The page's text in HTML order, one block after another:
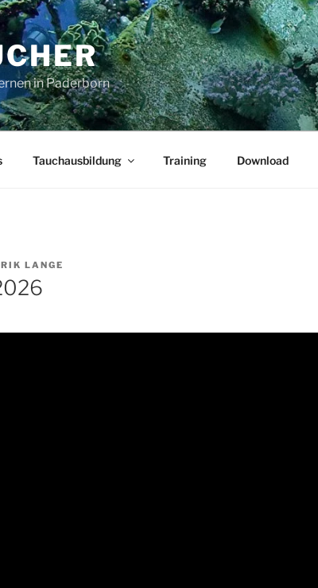
in Paderborn
Tauchausbildung Training Download
LANGE